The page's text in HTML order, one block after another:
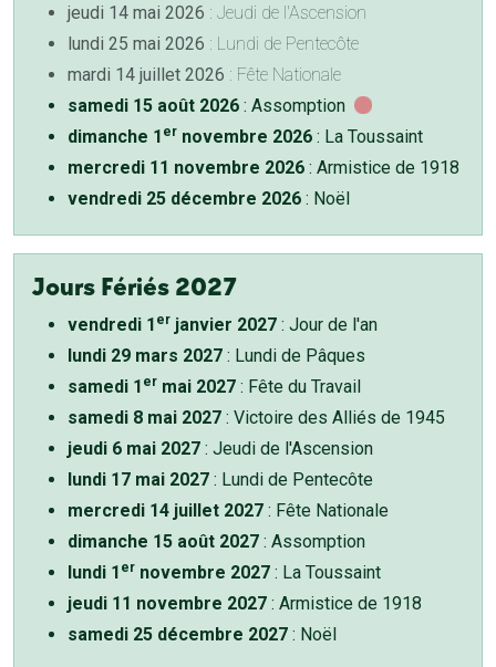
jeudi 14 mai 2026 : Jeudi de l'Ascension
lundi 25 mai 2026 : Lundi de Pentecôte
mardi 14 juillet 2026 : Fête Nationale
samedi 15 août 2026 : Assomption
dimanche 1 er novembre 2026 : La Toussaint
mercredi 11 novembre 2026 : Armistice de 1918
vendredi 25 décembre 2026 : Noël
Jours Fériés 2027
vendredi 1 er janvier 2027 : Jour de l'an
lundi 29 mars 2027 : Lundi de Pâques
samedi 1 er mai 2027 : Fête du Travail
samedi 8 mai 2027 : Victoire des Alliés de 1945
jeudi 6 mai 2027 : Jeudi de l'Ascension
lundi 17 mai 2027 : Lundi de Pentecôte
mercredi 14 juillet 2027 : Fête Nationale
dimanche 15 août 2027 : Assomption
lundi 1 er novembre 2027 : La Toussaint
jeudi 11 novembre 2027 : Armistice de 1918
samedi 25 décembre 2027 : Noël